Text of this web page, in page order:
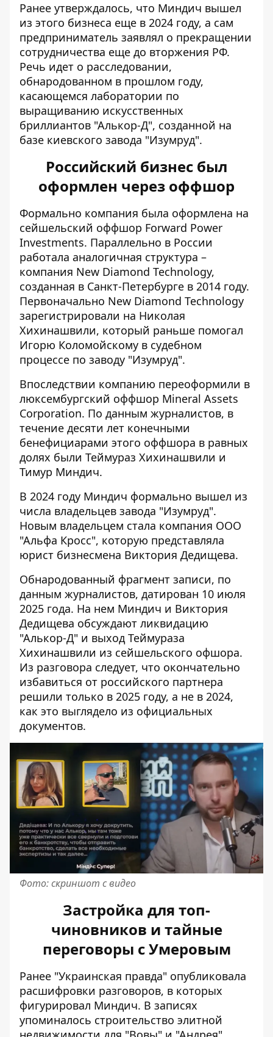
Ранее утверждалось, что Миндич вышел
из этого бизнеса еще в 2024 году, а сам
предприниматель заявлял о прекращении
сотрудничества еще до вторжения РФ.
Речь идет о расследовании,
обнародованном в прошлом году,
касающемся лаборатории по
выращиванию искусственных
бриллиантов "Алькор-Д", созданной на
базе киевского завода "Изумруд".
Российский бизнес был
оформлен через оффшор
Формально компания была оформлена на
сейшельский оффшор Forward Power
Investments. Параллельно в России
работала аналогичная структура – ​​
компания New Diamond Technology,
созданная в Санкт-Петербурге в 2014 году.
Первоначально New Diamond Technology
зарегистрировали на Николая
Хихинашвили, который раньше помогал
Игорю Коломойскому в судебном
процессе по заводу "Изумруд".
Впоследствии компанию переоформили в
люксембургский оффшор Mineral Assets
Corporation. По данным журналистов, в
течение десяти лет конечными
бенефициарами этого оффшора в равных
долях были Теймураз Хихинашвили и
Тимур Миндич.
В 2024 году Миндич формально вышел из
числа владельцев завода "Изумруд".
Новым владельцем стала компания ООО
"Альфа Кросс", которую представляла
юрист бизнесмена Виктория Дедищева.
Обнародованный фрагмент записи, по
данным журналистов, датирован 10 июля
2025 года. На нем Миндич и Виктория
Дедищева обсуждают ликвидацию
"Алькор-Д" и выход Теймураза
Хихинашвили из сейшельского офшора.
Из разговора следует, что окончательно
избавиться от российского партнера
решили только в 2025 году, а не в 2024,
как это выглядело из официальных
документов.
Фото: скриншот с видео
Застройка для топ-
чиновников и тайные
переговоры с Умеровым
Ранее "Украинская правда" опубликовала
расшифровки разговоров, в которых
фигурировал Миндич. В записях
упоминалось строительство элитной